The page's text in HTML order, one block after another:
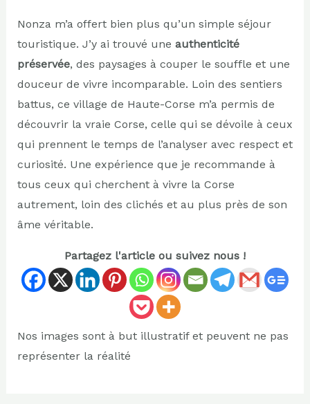
Nonza m’a offert bien plus qu’un simple séjour
touristique. J’y ai trouvé une authenticité
préservée, des paysages à couper le souffle et une
douceur de vivre incomparable. Loin des sentiers
battus, ce village de Haute-Corse m’a permis de
découvrir la vraie Corse, celle qui se dévoile à ceux
qui prennent le temps de l’analyser avec respect et
curiosité. Une expérience que je recommande à
tous ceux qui cherchent à vivre la Corse
autrement, loin des clichés et au plus près de son
âme véritable.
Partagez l'article ou suivez nous !
Nos images sont à but illustratif et peuvent ne pas
représenter la réalité